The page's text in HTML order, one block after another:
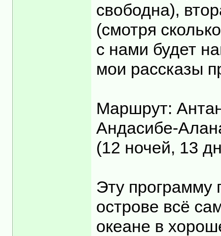
свободна),
(смотря
с нами будет
мои рассказы
Маршрут:
Андасибе-
(12 ночей, 13
Эту программу
острове всё
океане в